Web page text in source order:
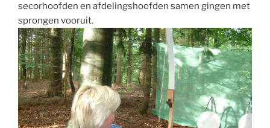
secorhoofden en afdelingshoofden samen gingen met
sprongen vooruit.